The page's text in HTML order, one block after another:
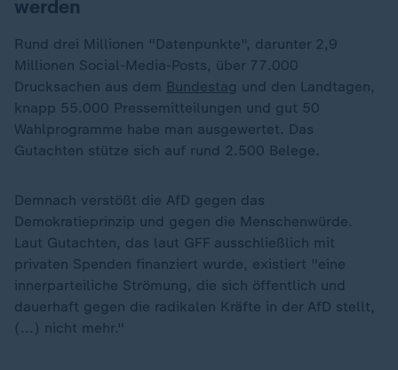
werden
Rund drei Millionen "Datenpunkte", darunter 2,9
Millionen Social-Media-Posts, über 77.000
Drucksachen aus dem Bundestag und den Landtagen,
knapp 55.000 Pressemitteilungen und gut 50
Wahlprogramme habe man ausgewertet. Das
Gutachten stütze sich auf rund 2.500 Belege.
Demnach verstößt die AfD gegen das
Demokratieprinzip und gegen die Menschenwürde.
Laut Gutachten, das laut GFF ausschließlich mit
privaten Spenden finanziert wurde, existiert "eine
innerparteiliche Strömung, die sich öffentlich und
dauerhaft gegen die radikalen Kräfte in der AfD stellt,
(...) nicht mehr."